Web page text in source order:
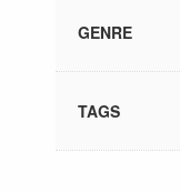
GENRE
TAGS